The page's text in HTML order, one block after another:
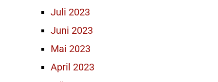
Juli 2023
Juni 2023
Mai 2023
April 2023